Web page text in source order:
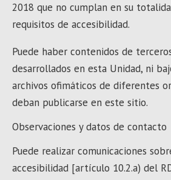
2018 que no cumplan en su
requisitos de accesibilidad.
Puede haber contenidos de
desarrollados en esta Unidad, ni
archivos ofimáticos de diferentes
deban publicarse en este sitio.
Observaciones y datos de contacto
Puede realizar comunicaciones
accesibilidad [artículo 10.2.a) del